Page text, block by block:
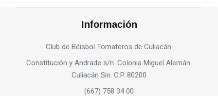
Información
Club de Béisbol Tomateros de Culiacán.
Constitución y Andrade s/n. Colonia Miguel Alemán.
Culiacán Sin. C.P. 80200
(667) 758 34 00